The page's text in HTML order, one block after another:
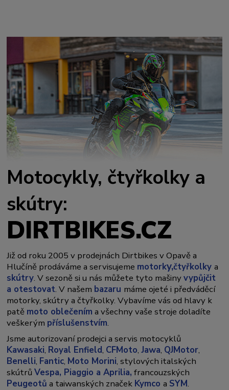
Motocykly, čtyřkolky a
skútry:
DIRTBIKES.CZ
Již od roku 2005 v prodejnách Dirtbikes v Opavě a
Hlučíně prodáváme a servisujeme motorky,čtyřkolkya
skútry. V sezoně si u nás můžete tyto mašinyvypůjčit
a otestovat. V našem bazaru máme ojeté i předváděcí
motorky, skútry a čtyřkolky. Vybavíme vás od hlavy k
patě moto oblečením a všechny vaše stroje doladíte
veškerým příslušenstvím.
Jsme autorizovaní prodejci a servis motocyklů
Kawasaki, Royal Enfield, CFMoto,Jawa, QJMotor,
Benelli, Fantic, Moto Morini, stylových italských
skútrůVespa, Piaggio a Aprilia, francouzských
Peugeotů a taiwanských značek Kymcoa SYM.